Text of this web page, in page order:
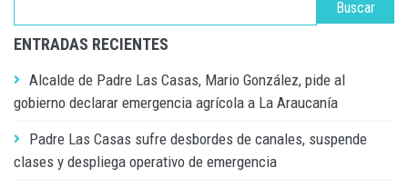
ENTRADAS RECIENTES
Alcalde de Padre Las Casas, Mario González, pide al
gobierno declarar emergencia agrícola a La Araucanía
Padre Las Casas sufre desbordes de canales, suspende
clases y despliega operativo de emergencia